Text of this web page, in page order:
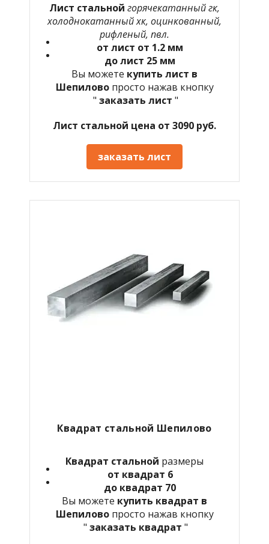
Лист стальной горячекатанный гк,
холоднокатанный хк, оцинкованный,
рифленый, пвл.
от лист от 1.2 мм
до лист 25 мм
Вы можете купить лист в
Шепилово просто нажав кнопку
" заказать лист "
Лист стальной цена от 3090 руб.
заказать лист
Квадрат стальной Шепилово
Квадрат стальной размеры
от квадрат 6
до квадрат 70
Вы можете купить квадрат в
Шепилово просто нажав кнопку
" заказать квадрат "